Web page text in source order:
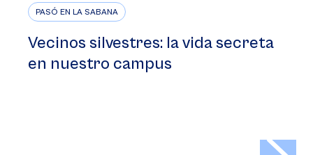
PASÓ EN LA SABANA
Vecinos silvestres: la vida secreta
en nuestro campus